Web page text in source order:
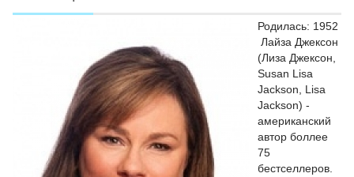
Родилась: 1952
Лайза Джексон
(Лиза Джексон,
Susan Lisa
Jackson, Lisa
Jackson) -
американский
автор боллее
75
бестселлеров.